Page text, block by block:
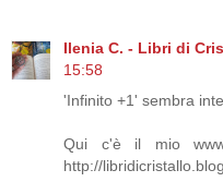
Ilenia C. - Libri di
15:58
'Infinito +1' sembra
Qui c'è il mio
http://